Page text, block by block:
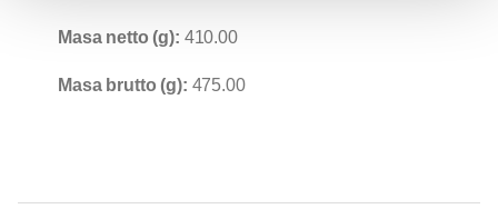
Masa netto (g): 410.00
Masa brutto (g): 475.00